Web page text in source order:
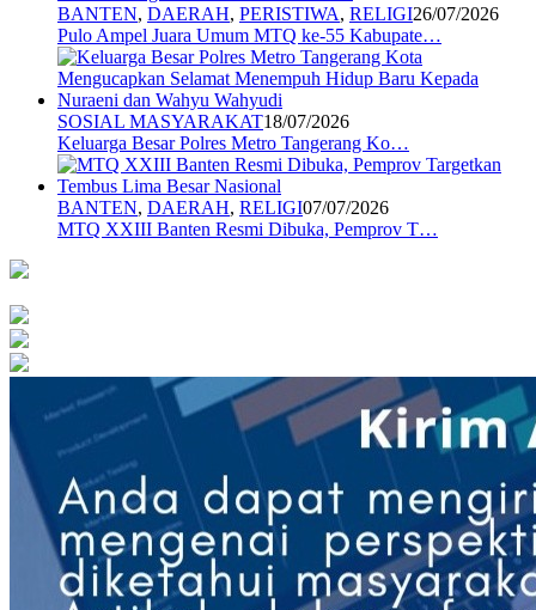
BANTEN, DAERAH, PERISTIWA, RELIGI26/07/2026
Pulo Ampel Juara Umum MTQ ke-55 Kabupate…
SOSIAL MASYARAKAT18/07/2026
Keluarga Besar Polres Metro Tangerang Ko…
BANTEN, DAERAH, RELIGI07/07/2026
MTQ XXIII Banten Resmi Dibuka, Pemprov T…